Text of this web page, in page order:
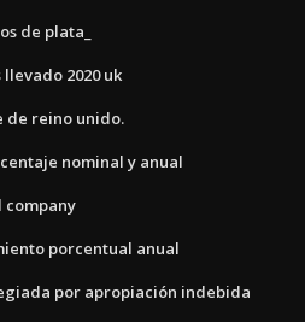
de plata_
2020 uk
de reino unido.
nominal y anual
company
porcentual anual
por apropiación indebida